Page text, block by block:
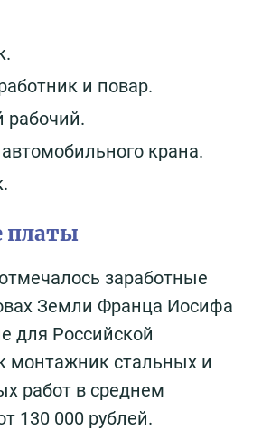
и повар.
рабочий.
крана.
платы
заработные
Земли Франца Иосифа
для Российской
монтажник стальных и
работ в среднем
130 000 рублей.